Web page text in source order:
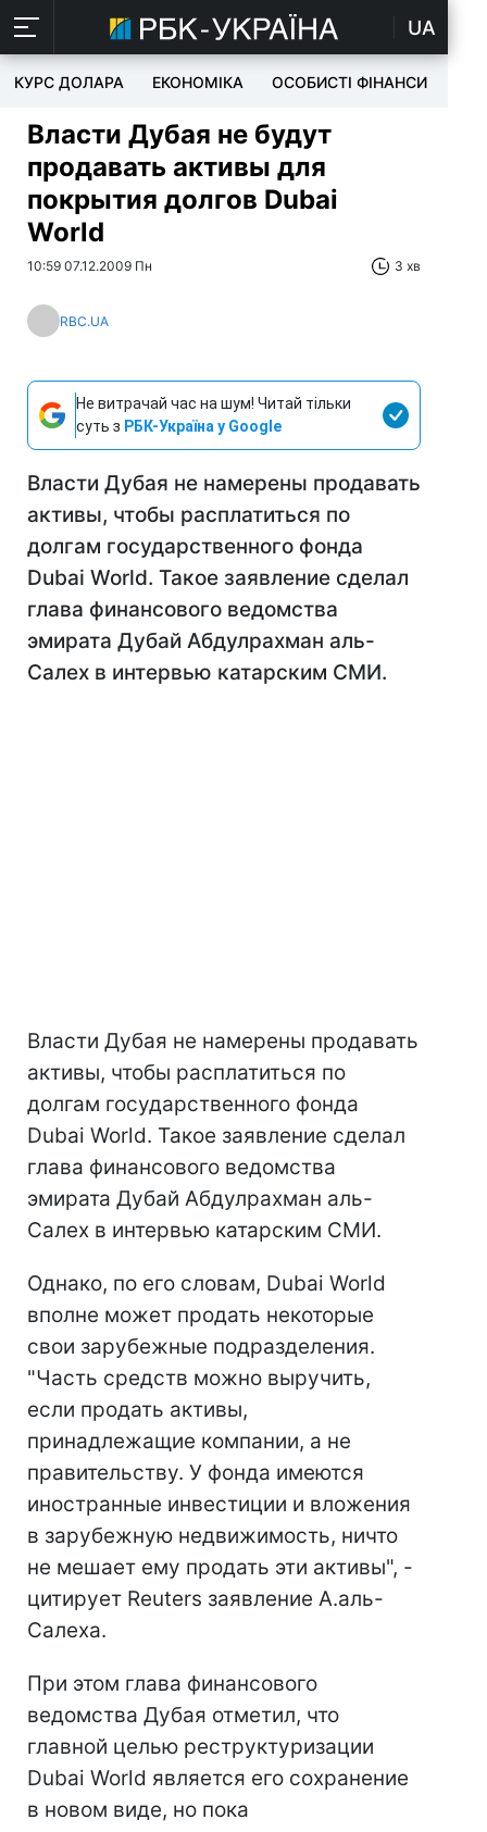
UA
КУРС ДОЛАРА ЕКОНОМІКА ОСОБИСТІ ФІНАНСИ
Власти Дубая не будут
продавать активы для
покрытия долгов Dubai
World
10:59 07.12.2009 Пн 3 хв
RBC.UA
Не витрачай час на шум! Читай тільки
суть з РБК-Україна у Google
Власти Дубая не намерены продавать
активы, чтобы расплатиться по
долгам государственного фонда
Dubai World. Такое заявление сделал
глава финансового ведомства
эмирата Дубай Абдулрахман аль-
Салех в интервью катарским СМИ.
Власти Дубая не намерены продавать
активы, чтобы расплатиться по
долгам государственного фонда
Dubai World. Такое заявление сделал
глава финансового ведомства
эмирата Дубай Абдулрахман аль-
Салех в интервью катарским СМИ.
Однако, по его словам, Dubai World
вполне может продать некоторые
свои зарубежные подразделения.
"Часть средств можно выручить,
если продать активы,
принадлежащие компании, а не
правительству. У фонда имеются
иностранные инвестиции и вложения
в зарубежную недвижимость, ничто
не мешает ему продать эти активы", -
цитирует Reuters заявление А.аль-
Салеха.
При этом глава финансового
ведомства Дубая отметил, что
главной целью реструктуризации
Dubai World является его сохранение
в новом виде, но пока